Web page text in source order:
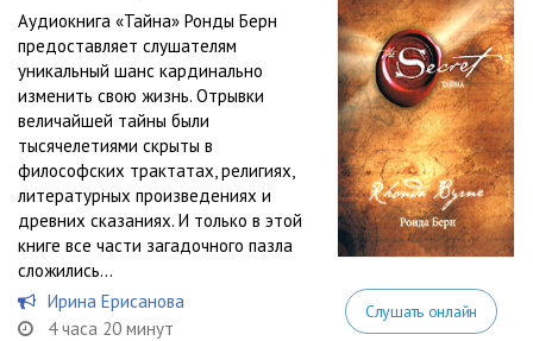
Аудиокнига «Тайна» Ронды Берн
предоставляет слушателям
уникальный шанс кардинально
изменить свою жизнь. Отрывки
величайшей тайны были
тысячелетиями скрыты в
философских трактатах, религиях,
литературных произведениях и
древних сказаниях. И только в этой
книге все части загадочного пазла
сложились...
Ирина Ерисанова
4 часа 20 минут
Слушать онлайн